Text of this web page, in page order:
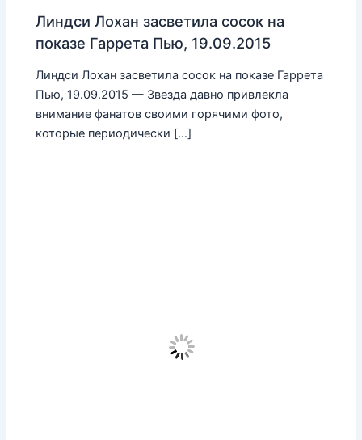
Линдси Лохан засветила сосок на
показе Гаррета Пью, 19.09.2015
Линдси Лохан засветила сосок на показе Гаррета
Пью, 19.09.2015 — Звезда давно привлекла
внимание фанатов своими горячими фото,
которые периодически […]